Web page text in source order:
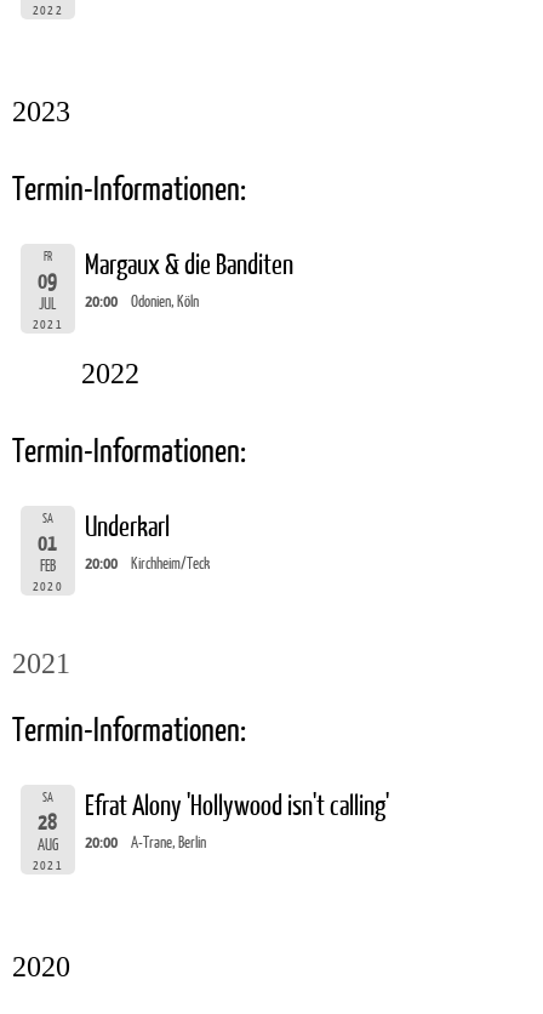
2022
2023
Termin-Informationen:
FR
09
JUL
2021
Margaux & die Banditen
20:00 Odonien, Köln
2022
Termin-Informationen:
SA
01
FEB
2020
Underkarl
20:00 Kirchheim/Teck
2021
Termin-Informationen:
SA
28
AUG
2021
Efrat Alony 'Hollywood isn't calling'
20:00 A-Trane, Berlin
2020